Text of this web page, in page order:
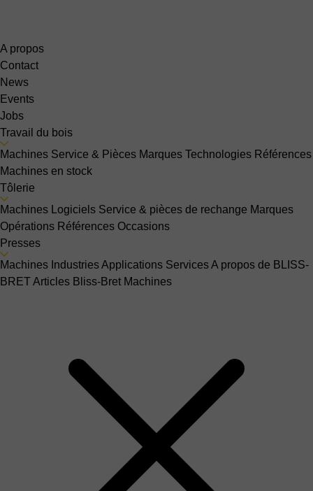
A propos
Contact
News
Events
Jobs
Travail du bois
Machines Service & Pièces Marques Technologies Références
Machines en stock
Tôlerie
Machines
Logiciels Service & pièces de rechange Marques
Opérations Références Occasions
Presses
Machines IndustriesApplications ServicesA propos de BLISS-
BRETArticles Bliss-Bret Machines